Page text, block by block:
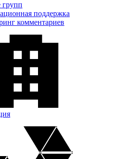
групп
поддержка
комментариев